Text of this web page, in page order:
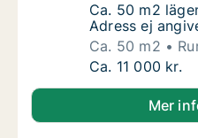
Ca. 50 m2
Ca. 50 m2
Adress ej
Ca. 50 m2
Ca. 50 m2
Ca. 11 000 kr.
Mer